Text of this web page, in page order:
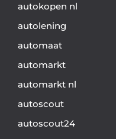
autokopen nl
autolening
automaat
automarkt
automarkt nl
autoscout
autoscout24